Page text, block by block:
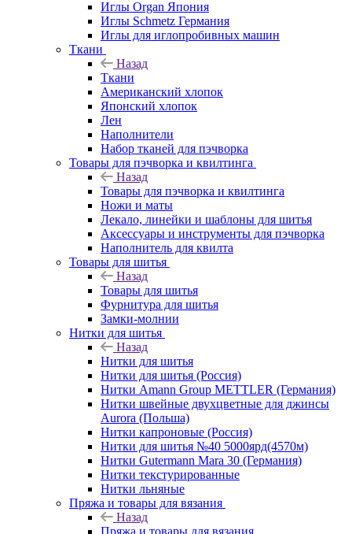
Иглы Organ Япония
Иглы Schmetz Германия
Иглы для иглопробивных машин
Ткани
Назад
Ткани
Американский хлопок
Японский хлопок
Лен
Наполнители
Набор тканей для пэчворка
Товары для пэчворка и квилтинга
Назад
Товары для пэчворка и квилтинга
Ножи и маты
Лекало, линейки и шаблоны для шитья
Аксессуары и инструменты для пэчворка
Наполнитель для квилта
Товары для шитья
Назад
Товары для шитья
Фурнитура для шитья
Замки-молнии
Нитки для шитья
Назад
Нитки для шитья
Нитки для шитья (Россия)
Нитки Amann Group METTLER (Германия)
Нитки швейные двухцветные для джинсы
Aurora (Польша)
Нитки капроновые (Россия)
Нитки для шитья №40 5000ярд(4570м)
Нитки Gutermann Mara 30 (Германия)
Нитки текстурированные
Нитки льняные
Пряжа и товары для вязания
Назад
Пряжа и товары для вязания